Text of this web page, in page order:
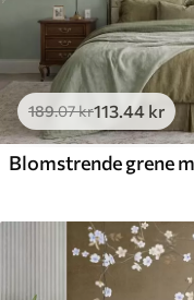
189.07kr113.44 kr